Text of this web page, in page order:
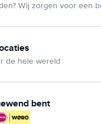
Wij zorgen voor een
de hele wereld
bent